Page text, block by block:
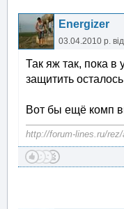
Energizer
03.04.2010 р.
Так яж так, пока в
защитить
Вот бы ещё комп
http://forum-lines.ru/